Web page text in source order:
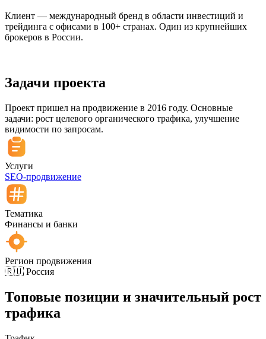
Клиент — международный бренд в области инвестиций и
трейдинга с офисами в 100+ странах. Один из крупнейших
брокеров в России.
Задачи проекта
Проект пришел на продвижение в 2016 году. Основные
задачи: рост целевого органического трафика, улучшение
видимости по запросам.
Услуги
SEO-продвижение
Тематика
Финансы и банки
Регион продвижения
🇷🇺 Россия
Топовые позиции и значительный рост
трафика